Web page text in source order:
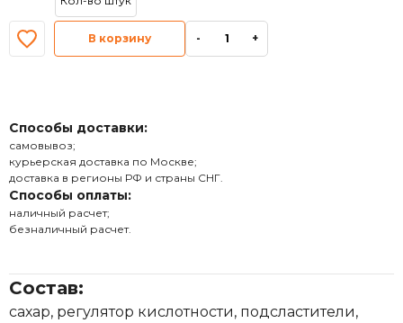
В корзину - +
Способы доставки:
самовывоз;
курьерская доставка по Москве;
доставка в регионы РФ и страны СНГ.
Способы оплаты:
наличный расчет;
безналичный расчет.
Состав:
сахар, регулятор кислотности, подсластители,